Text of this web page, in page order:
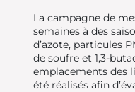
La campagne de
semaines à des
d’azote, particules
de soufre et 1,3-
emplacements des
été réalisés afin